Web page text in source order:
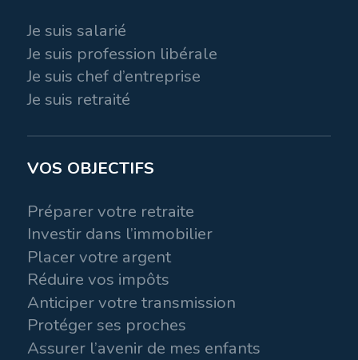
Je suis salarié
Je suis profession libérale
Je suis chef d’entreprise
Je suis retraité
VOS OBJECTIFS
Préparer votre retraite
Investir dans l’immobilier
Placer votre argent
Réduire vos impôts
Anticiper votre transmission
Protéger ses proches
Assurer l’avenir de mes enfants